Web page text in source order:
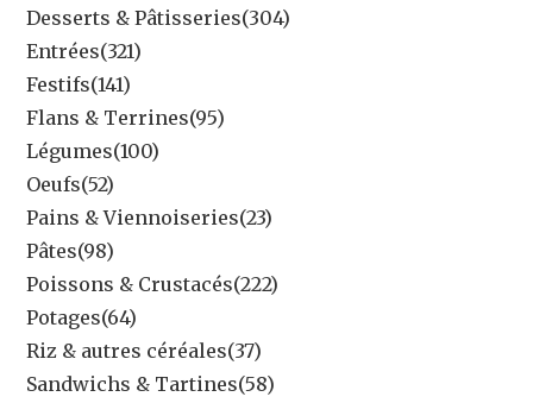
Desserts & Pâtisseries(304)
Entrées(321)
Festifs(141)
Flans & Terrines(95)
Légumes(100)
Oeufs(52)
Pains & Viennoiseries(23)
Pâtes(98)
Poissons & Crustacés(222)
Potages(64)
Riz & autres céréales(37)
Sandwichs & Tartines(58)